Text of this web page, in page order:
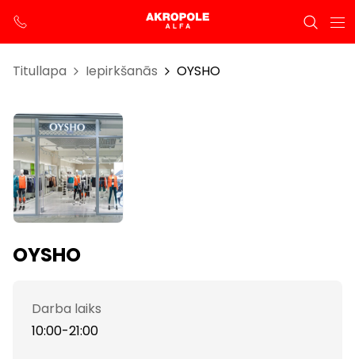
Titullapa Iepirkšanās OYSHO
OYSHO
Darba laiks
10:00-21:00